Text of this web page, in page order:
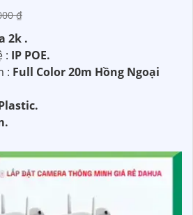
₫
2k .
: IP POE.
: Full Color 20m Hồng Ngoại